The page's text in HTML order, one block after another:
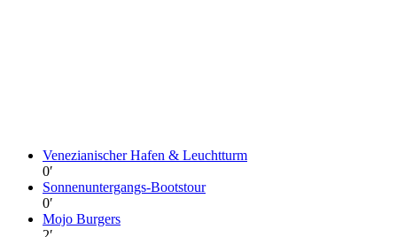
Venezianischer Hafen & Leuchtturm
0′
Sonnenuntergangs-Bootstour
0′
Mojo Burgers